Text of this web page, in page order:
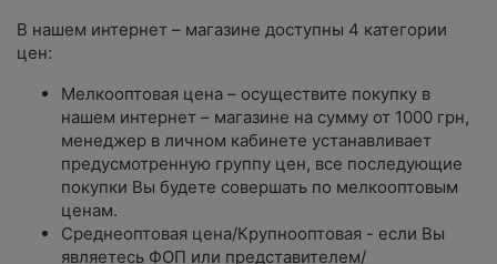
В нашем интернет – магазине доступны 4 категории
цен:
Мелкооптовая цена – осуществите покупку в
нашем интернет – магазине на сумму от 1000 грн,
менеджер в личном кабинете устанавливает
предусмотренную группу цен, все последующие
покупки Вы будете совершать по мелкооптовым
ценам.
Среднеоптовая цена/Крупнооптовая - если Вы
являетесь ФОП или представителем/